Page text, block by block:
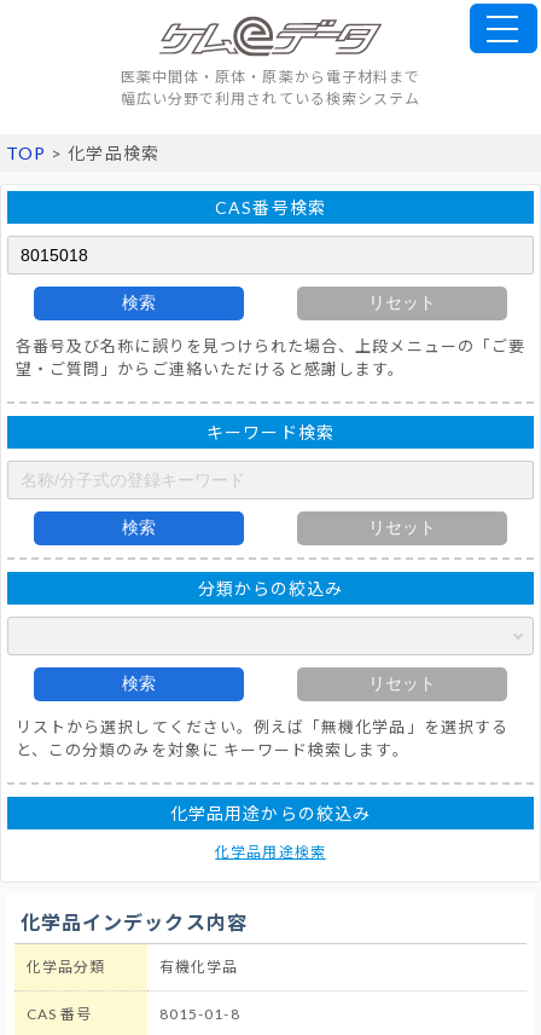
医薬中間体・原体・原薬から電子材料まで
幅広い分野で利用されている検索システム
TOP > 化学品検索
CAS番号検索
検索 リセット
各番号及び名称に誤りを見つけられた場合、上段メニューの「ご要
望・ご質問」からご連絡いただけると感謝します。
キーワード検索
検索 リセット
分類からの絞込み
検索 リセット
リストから選択してください。例えば「無機化学品」を選択する
と、この分類のみを対象に キーワード検索します。
化学品用途からの絞込み
化学品用途検索
化学品インデックス内容
化学品分類 有機化学品
CAS 番号 8015-01-8